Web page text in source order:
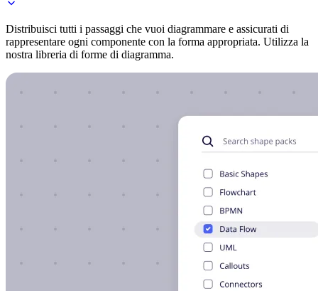
Distribuisci tutti i passaggi che vuoi diagrammare e assicurati di
rappresentare ogni componente con la forma appropriata. Utilizza la
nostra libreria di forme di diagramma.